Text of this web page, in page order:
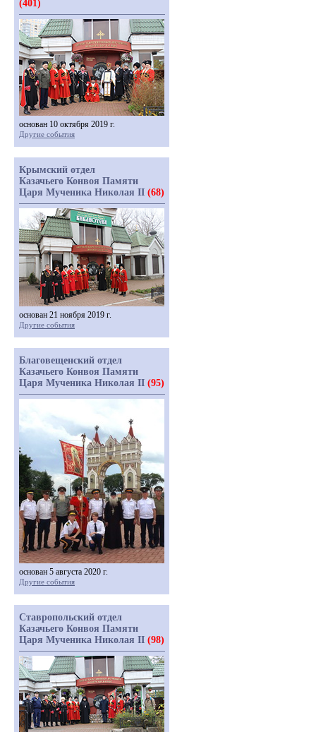
(401)
основан 10 октября 2019 г.
Другие события
Крымский отдел
Казачьего Конвоя Памяти
Царя Мученика Николая II (68)
основан 21 ноября 2019 г.
Другие события
Благовещенский отдел
Казачьего Конвоя Памяти
Царя Мученика Николая II (95)
основан 5 августа 2020 г.
Другие события
Ставропольский отдел
Казачьего Конвоя Памяти
Царя Мученика Николая II (98)